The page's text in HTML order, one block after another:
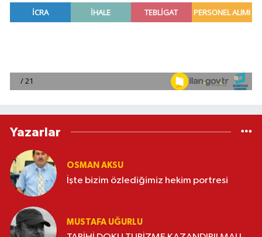
Yazarlar
OSMAN AKSU
İşte bizim özlediğimiz hekim portresi
MUSTAFA UĞURLU